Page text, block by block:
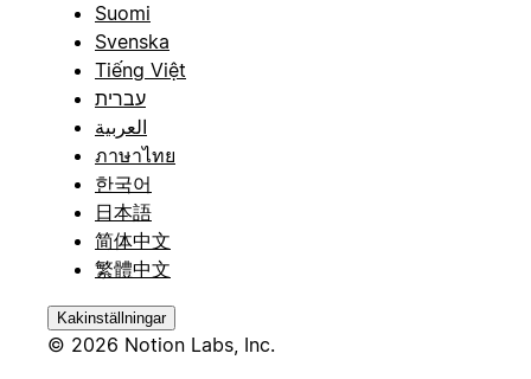
Suomi
Svenska
Tiếng Việt
עברית
العربية
ภาษาไทย
한국어
日本語
简体中文
繁體中文
Kakinställningar
© 2026 Notion Labs, Inc.